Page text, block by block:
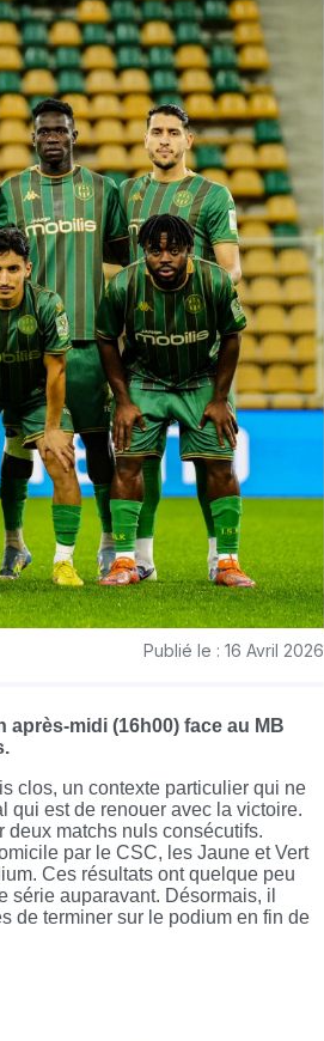
Publié le : 16 Avril 2026
midi (16h00) face au MB
clos, un contexte particulier qui ne
qui est de renouer avec la victoire.
deux matchs nuls consécutifs.
par le CSC, les Jaune et Vert
Ces résultats ont quelque peu
série auparavant. Désormais, il
de terminer sur le podium en fin de